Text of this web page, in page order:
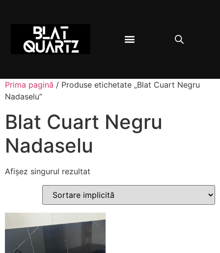
Prima pagină / Produse etichetate „Blat Cuart Negru
Nadaselu”
Blat Cuart Negru
Nadaselu
Afișez singurul rezultat